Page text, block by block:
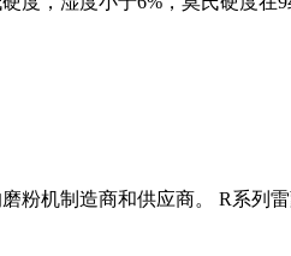
粉机制造商和供应商。 R系列